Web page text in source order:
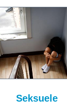
Seksuele